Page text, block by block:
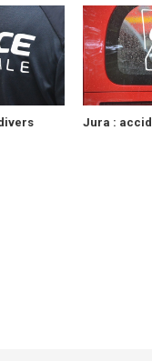
Jura :